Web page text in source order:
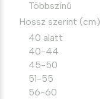
Többszínű
Hossz szerint (cm)
40 alatt
40-44
45-50
51-55
56-60